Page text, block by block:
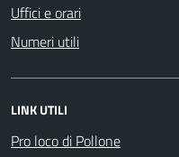
Uffici e orari
Numeri utili
LINK UTILI
Pro loco di Pollone